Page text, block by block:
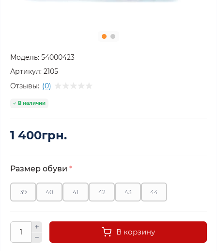
Модель: 54000423
Артикул: 2105
Отзывы: (0)
В наличии
1 400грн.
Размер обуви *
39 40 41 42 43 44
В корзину